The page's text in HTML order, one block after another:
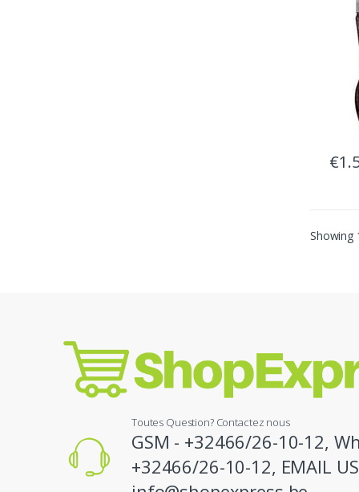
€
Showing
Toutes Question? Contactez nous
GSM - +32466/26-10-12,
+32466/26-10-12, EMAIL